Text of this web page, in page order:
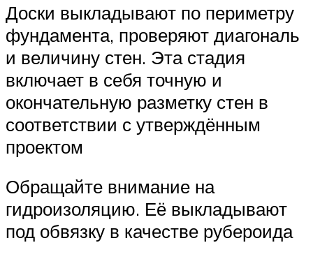
Доски выкладывают по периметру
фундамента, проверяют диагональ
и величину стен. Эта стадия
включает в себя точную и
окончательную разметку стен в
соответствии с утверждённым
проектом
Обращайте внимание на
гидроизоляцию. Её выкладывают
под обвязку в качестве рубероида